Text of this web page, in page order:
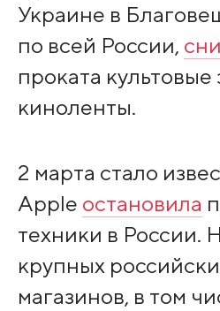
Украине в
по всей России,
проката
киноленты.
2 марта стало
Apple остановила
техники в России.
крупных
магазинов, в том